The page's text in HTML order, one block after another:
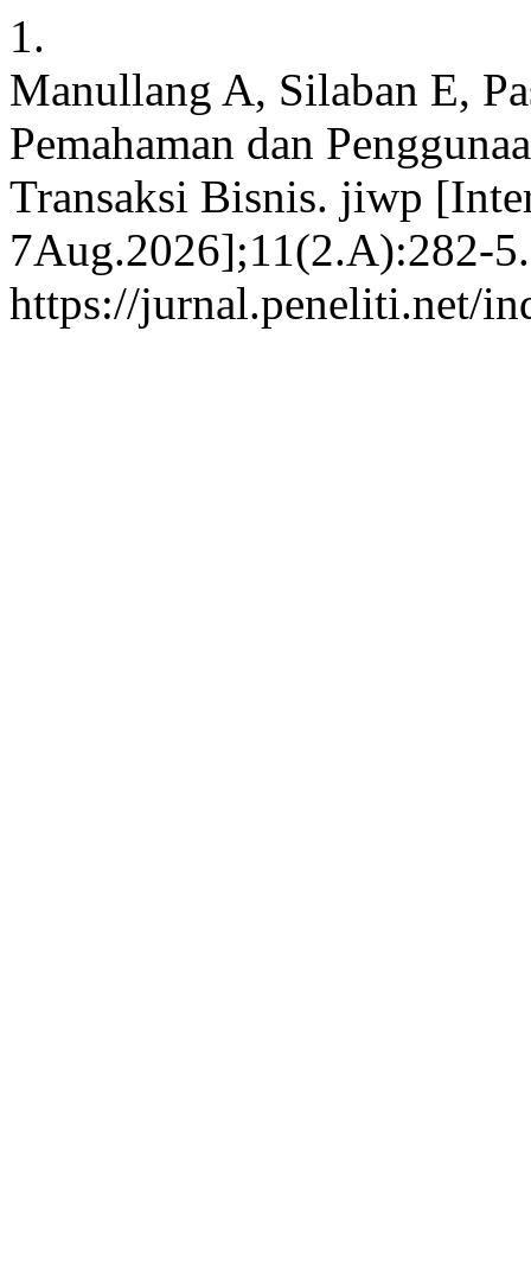
1.
Manullang A, Silaban E,
Pemahaman dan
Transaksi Bisnis. jiwp
7Aug.2026];11(2.A):282-
https://jurnal.peneliti.net/